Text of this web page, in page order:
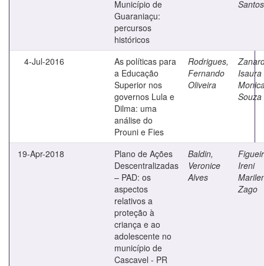
Município de
Guaraniaçu:
percursos
históricos
Santos
4-Jul-2016
As políticas para
a Educação
Superior nos
governos Lula e
Dilma: uma
análise do
Prouni e Fies
Rodrigues,
Fernando
Oliveira
Isaura
Souza
19-Apr-2018
Plano de Ações
Descentralizadas
– PAD: os
aspectos
relativos a
proteção à
criança e ao
adolescente no
município de
Cascavel - PR
Baldin,
Veronice
Alves
Ireni
Zago